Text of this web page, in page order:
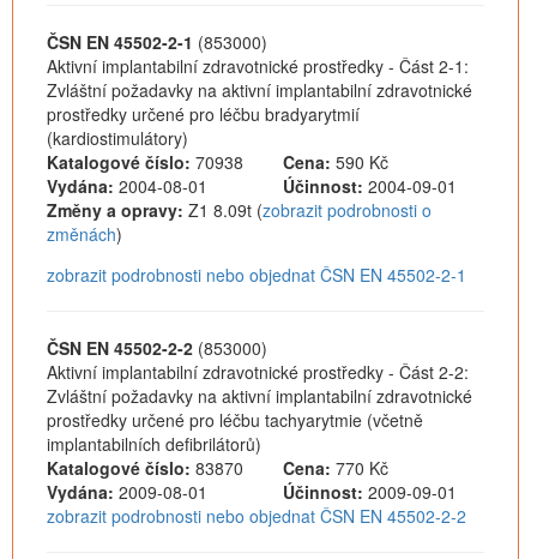
ČSN EN 45502-2-1 (853000)
Aktivní implantabilní zdravotnické prostředky - Část 2-1:
Zvláštní požadavky na aktivní implantabilní zdravotnické
prostředky určené pro léčbu bradyarytmií
(kardiostimulátory)
Katalogové číslo: 70938 Cena: 590 Kč
Vydána: 2004-08-01 Účinnost: 2004-09-01
Změny a opravy: Z1 8.09t (zobrazit podrobnosti o
změnách)
zobrazit podrobnosti nebo objednat ČSN EN 45502-2-1
ČSN EN 45502-2-2 (853000)
Aktivní implantabilní zdravotnické prostředky - Část 2-2:
Zvláštní požadavky na aktivní implantabilní zdravotnické
prostředky určené pro léčbu tachyarytmie (včetně
implantabilních defibrilátorů)
Katalogové číslo: 83870 Cena: 770 Kč
Vydána: 2009-08-01 Účinnost: 2009-09-01
zobrazit podrobnosti nebo objednat ČSN EN 45502-2-2